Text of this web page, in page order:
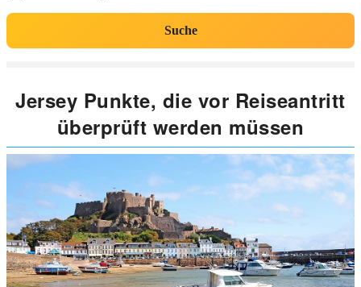
Suche
Jersey Punkte, die vor Reiseantritt
überprüft werden müssen